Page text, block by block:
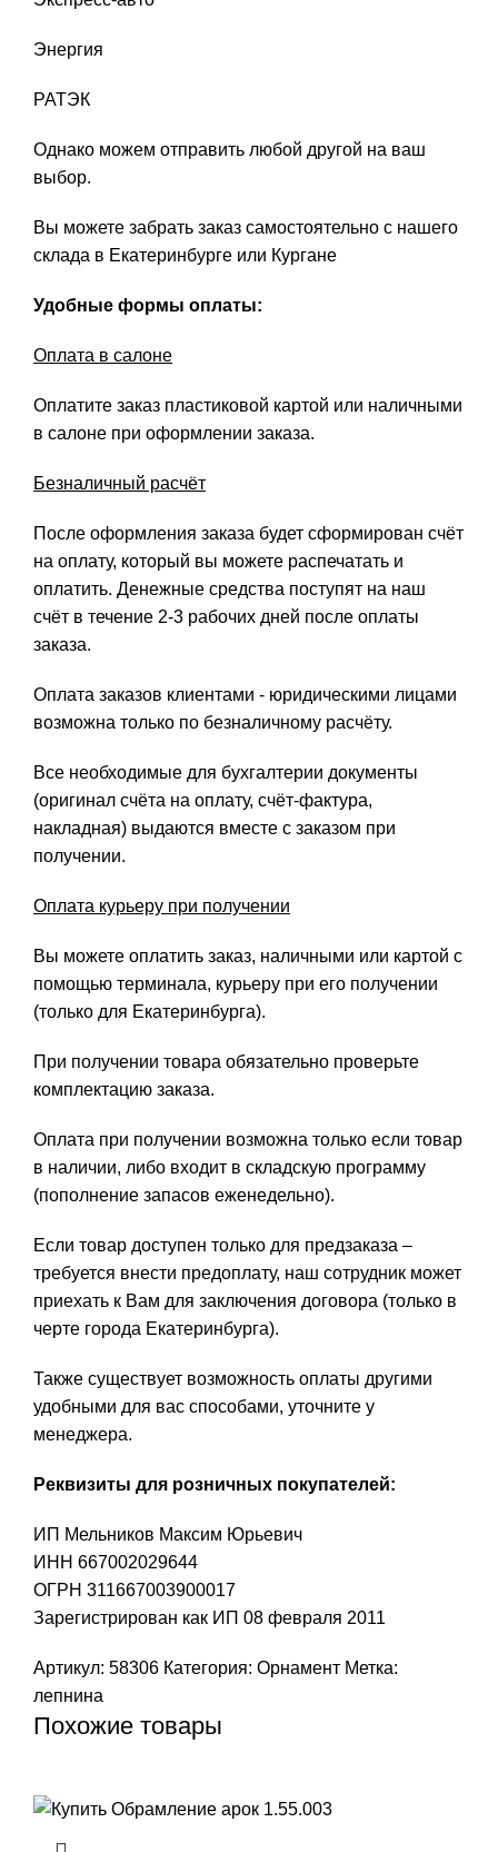
Энергия
РАТЭК
Однако можем отправить любой другой на ваш
выбор.
Вы можете забрать заказ самостоятельно с нашего
склада в Екатеринбурге или Кургане
Удобные формы оплаты:
Оплата в салоне
Оплатите заказ пластиковой картой или наличными
в салоне при оформлении заказа.
Безналичный расчёт
После оформления заказа будет сформирован счёт
на оплату, который вы можете распечатать и
оплатить. Денежные средства поступят на наш
счёт в течение 2-3 рабочих дней после оплаты
заказа.
Оплата заказов клиентами - юридическими лицами
возможна только по безналичному расчёту.
Все необходимые для бухгалтерии документы
(оригинал счёта на оплату, счёт-фактура,
накладная) выдаются вместе с заказом при
получении.
Оплата курьеру при получении
Вы можете оплатить заказ, наличными или картой с
помощью терминала, курьеру при его получении
(только для Екатеринбурга).
При получении товара обязательно проверьте
комплектацию заказа.
Оплата при получении возможна только если товар
в наличии, либо входит в складскую программу
(пополнение запасов еженедельно).
Если товар доступен только для предзаказа –
требуется внести предоплату, наш сотрудник может
приехать к Вам для заключения договора (только в
черте города Екатеринбурга).
Также существует возможность оплаты другими
удобными для вас способами, уточните у
менеджера.
Реквизиты для розничных покупателей:
ИП Мельников Максим Юрьевич
ИНН 667002029644
ОГРН 311667003900017
Зарегистрирован как ИП 08 февраля 2011
Артикул: 58306 Категория: Орнамент Метка:
лепнина
Похожие товары